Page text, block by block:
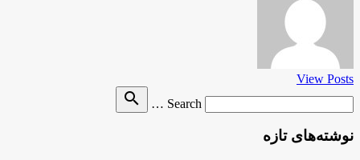
View Posts
Search …
search
نوشته‌های تازه